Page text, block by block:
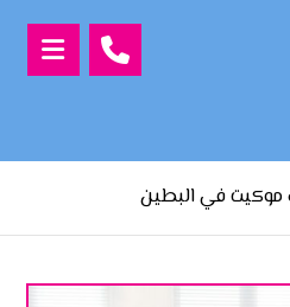
في البطين